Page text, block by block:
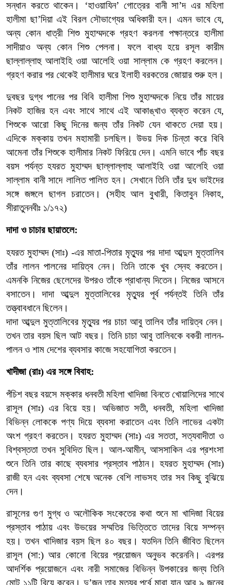
সন্ধান করতে থাকেন। ‘হাওয়াযিন’ গোত্রের বানী সা’দ এর মহিলা
হালীমা ছা’দিয়া এই বিরল সৌভাগ্যের অধিকারী হন। এমন ভাবে যে,
অন্য কোন ধাত্রী শিশু মুহাম্মদকে গ্রহণ করলনা পক্ষান্তরে হালীমা
সাদীয়াও অন্য কোন শিশু পেলনা। ফলে বাধ্য হয়ে রসূল কারীম
ছাল্লাল্লাহু আলাইহি ওয়া আলেহি ওয়া সাল্লাম কে গ্রহণ করলেন।
গ্রহণ করার পর থেকেই হালীমার ঘরে ইলাহী বরকতের জোয়ার শুরু হল।
দুবছর দুগ্ধ পানের পর বিবি হালীমা শিশু মুহাম্মদকে নিয়ে তাঁর মায়ের
নিকট হাজির হন এবং সাথে সাথে এই আকাঙ্খাও ব্যক্ত করেন যে,
শিশুকে আরো কিছু দিনের জন্য তাঁর নিকট যেন থাকতে দেয়া হয়।
এদিকে মক্কায় তখন মহামারী চলছিল। উভয় দিক চিন্তা করে বিবি
আমেনা তাঁর শিশুকে হালীমার নিকট ফিরিয়ে দেন। এমনি ভাবে পাঁচ বছর
বয়স পর্যন্ত হযরত মুহাম্মদ ছাল্লাল্লাহু আলাইহি ওয়া আলেহি ওয়া
সাল্লাম বানী সাদে লালিত পালিত হন। সেখানে তিনি তাঁর দুধ ভাইদের
সঙ্গে জঙ্গলে ছাগল চরাতেন। (সহীহ আল বুখারী,কিতাবুন নিকাহ,
সীরাতুননবীঃ ১/১৭২)
দাদা ও চাচার ছায়াতলে:
হযরত মুহাম্মদ(সাঃ) -এর মাতা-পিতার মৃত্যুর পর দাদা আব্দুল মুত্তালিব
তাঁর লালন পালনের দায়িত্ব নেন। তিনি তাকে খুব স্নেহ করতেন।
এমনকি নিজের ছেলেদের উপরও তাঁকে প্রাধান্য দিতেন। নিজের আসনে
বসাতেন।
দাদা আব্দুল মুত্তালিবের মৃত্যুর পূর্ব পর্যন্তই তিনি তাঁর
তত্ত্বাবধানে ছিলেন।
দাদা আব্দুল মুত্তালিবের মৃত্যুর পর চাচা আবু তালিব তাঁর দায়িত্ব নেন।
তখন তার বয়স ছিল আট বছর। তিনি চাচা আবু তালিবকে বকরী লালন-
পালন ও শাম দেশের ব্যবসার কাজে সহযোগিতা করতেন।
খাদীজা(রাঃ) এর সঙ্গে বিবাহ:
পঁচিশ বছর বয়সে মক্কার ধনবতী মহিলা খাদিজা বিনতে খোয়ালিদের সাথে
রাসূল (সাঃ) এর বিয়ে হয়। অভিজাত সতী, ধনবতী,মহিলা খাদিজা
বিভিন্ন লোককে পণ্য দিয়ে ব্যবসা করাতেন এবং তিনি লাভের একটা
অংশ গ্রহণ করতেন। হযরত মুহাম্মদ(সাঃ) এর সততা, সত্যবাদীতা ও
বিশ্বস্ততা তখন সুবিদিত ছিল। আল-আমীন,আসসাকিন এর প্রশংসা
শুনে তিনি তার কাছে ব্যবসার প্রস্তাব পাঠান। হযরত মুহাম্মদ(সাঃ)
রাজী হন এবং ব্যবসা শেষে অনেক বেশি লাভসহ তার সব কিছু বুঝিয়ে
দেন।
রাসূলের গুণ মুগ্ধ ও অলৌকিক সংকেতের কথা শুনে মা খাদিজা বিয়ের
প্রস্তাব পাঠায় এবং উভয়ের সম্মতির ভিত্তিতে তাদের বিয়ে সম্পন্ন
হয়। তখন খাদিজার বয়স ছিল ৪০ বছর। যতদিন তিনি জীবিত ছিলেন
রাসূল (সা:)আর কোনো বিয়ের প্রয়োজন অনুভব করেননি।
এরপর
আদর্শিক প্রয়োজনে এবং নারী সমাজের বিভিন্ন উপকারের জন্য তিনি
মোট ১১টি বিয়ে করেন। দু’জন তার মৃত্যুর পূর্বে মারা যান আর ৯জনের